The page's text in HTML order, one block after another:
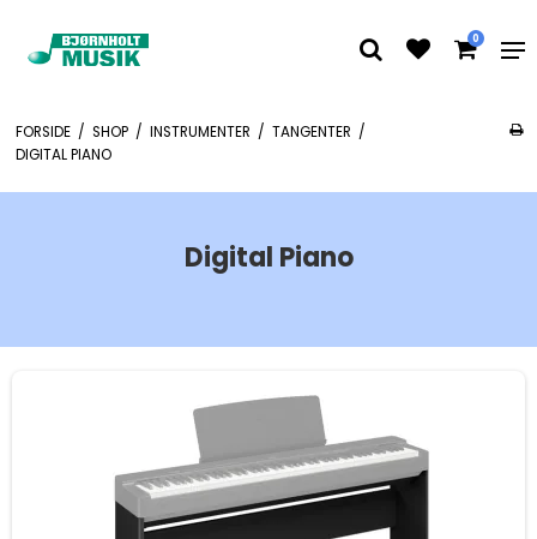
0
FORSIDE / SHOP / INSTRUMENTER / TANGENTER /
DIGITAL PIANO
Digital Piano